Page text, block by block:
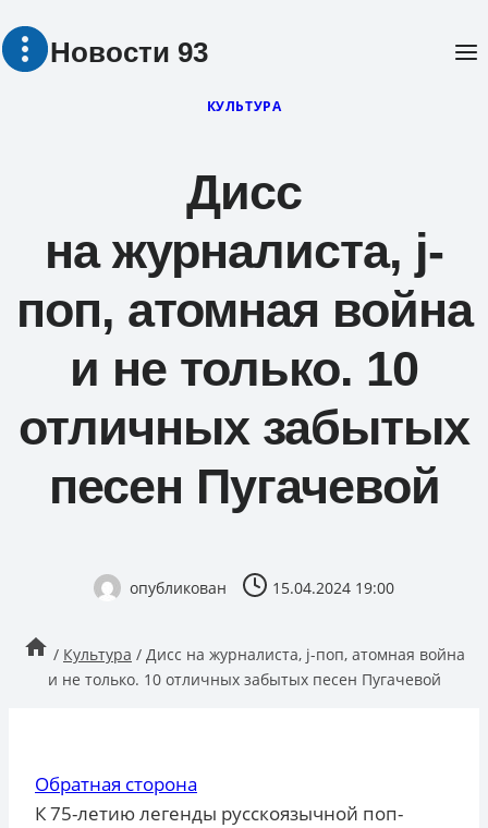
Перейти
Новости 93
КУЛЬТУРА
Дисс
на журналиста, j-
поп, атомная война
и не только. 10
отличных забытых
песен Пугачевой
опубликован 15.04.2024 19:00
/ Культура / Дисс на журналиста, j-поп, атомная война
и не только. 10 отличных забытых песен Пугачевой
Обратная сторона
К 75-летию легенды русскоязычной поп-